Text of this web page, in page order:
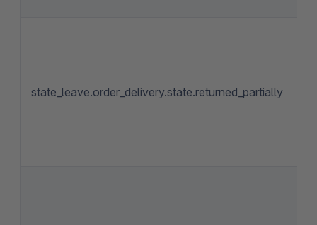
state_leave.order_delivery.state.returned_partially